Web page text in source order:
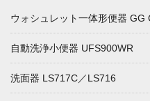
ウォシュレット一体形便器 GG
自動洗浄小便器 UFS900WR
洗面器 LS717C／LS716